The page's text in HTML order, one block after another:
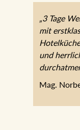
„3 Tage
verbunden
der
Service
ließen uns